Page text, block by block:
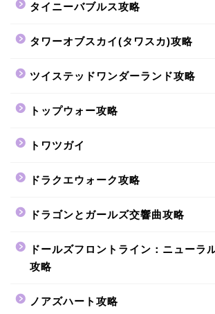
タイニーバブルス攻略
タワーオブスカイ(タワスカ)攻略
ツイステッドワンダーランド攻略
トップウォー攻略
トワツガイ
ドラクエウォーク攻略
ドラゴンとガールズ交響曲攻略
ドールズフロントライン：ニューラ
攻略
ノアズハート攻略